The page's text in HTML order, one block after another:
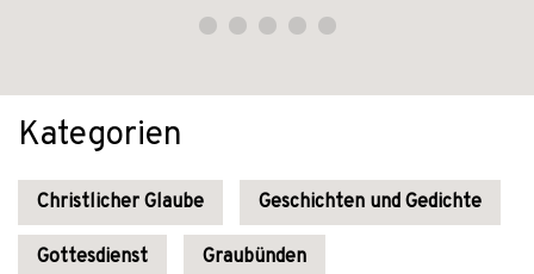
Kategorien
Christlicher Glaube Geschichten und Gedichte
Gottesdienst Graubünden